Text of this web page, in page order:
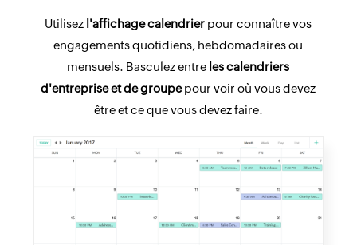
Utilisez l'affichage calendrier pour connaître vos
engagements quotidiens, hebdomadaires ou
mensuels. Basculez entre les calendriers
d'entreprise et de groupepour voir où vous devez
être et ce que vous devez faire.